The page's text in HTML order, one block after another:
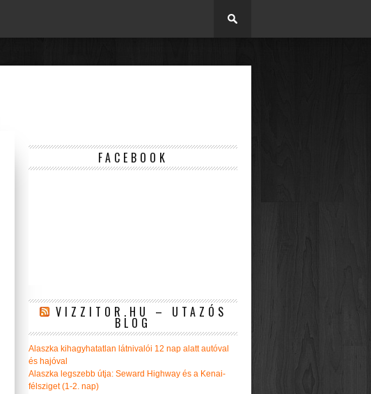
FACEBOOK
VIZZITOR.HU – UTAZÓS
BLOG
Alaszka kihagyhatatlan látnivalói 12 nap alatt autóval
és hajóval
Alaszka legszebb útja: Seward Highway és a Kenai-
félsziget (1-2. nap)